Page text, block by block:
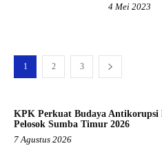
4 Mei 2023
1 2 3
KPK Perkuat Budaya Antikorupsi
Pelosok Sumba Timur 2026
7 Agustus 2026